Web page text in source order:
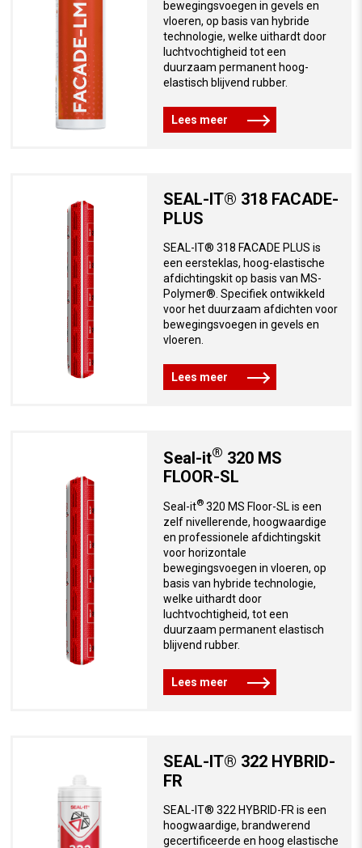
bewegingsvoegen in gevels en
vloeren, op basis van hybride
technologie, welke uithardt door
luchtvochtigheid tot een
duurzaam permanent hoog-
elastisch blijvend rubber.
Lees meer
SEAL-IT® 318 FACADE-
PLUS
SEAL-IT® 318 FACADE PLUS is
een eersteklas, hoog-elastische
afdichtingskit op basis van MS-
Polymer®. Specifiek ontwikkeld
voor het duurzaam afdichten voor
bewegingsvoegen in gevels en
vloeren.
Lees meer
Seal-it® 320 MS
FLOOR-SL
Seal-it®320 MS Floor-SL is een
zelf nivellerende, hoogwaardige
en professionele afdichtingskit
voor horizontale
bewegingsvoegen in vloeren, op
basis van hybride technologie,
welke uithardt door
luchtvochtigheid, tot een
duurzaam permanent elastisch
blijvend rubber.
Lees meer
SEAL-IT® 322 HYBRID-
FR
SEAL-IT® 322 HYBRID-FR is een
hoogwaardige, brandwerend
gecertificeerde en hoog elastische